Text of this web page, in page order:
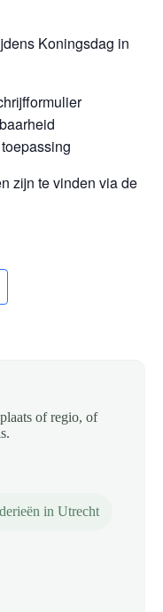
Koningsdag in
zijn te vinden via de
of regio, of
in Utrecht